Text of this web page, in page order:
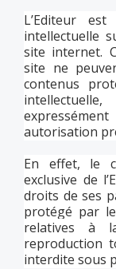
L’Editeur
intellectuelle
site internet.
site ne
contenus
autorisation
En effet, le
exclusive de
droits de ses
protégé par
relatives à
reproduction
interdite sous